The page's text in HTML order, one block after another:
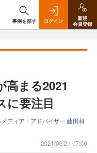
事例を探す ログイン
新規
会員登録
高まる2021
要注目
ディア・アドバイザー 藤田和
2021/06/21 07:00